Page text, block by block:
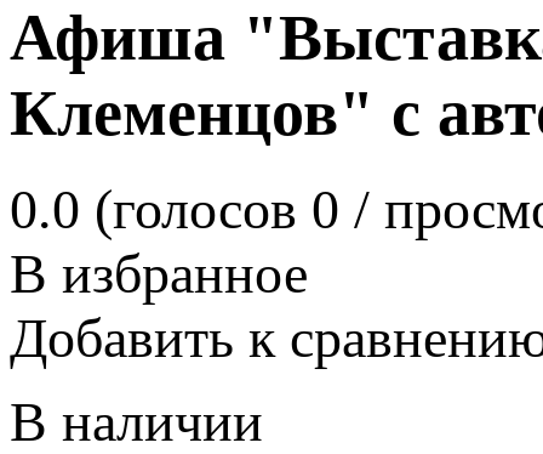
Афиша
Клеменцов" с
0.0 (голосов 0 /
В избранное
Добавить к
В наличии